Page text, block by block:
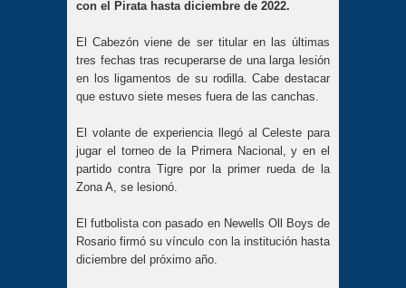
con el Pirata hasta diciembre de 2022.
El Cabezón viene de ser titular en las últimas
tres fechas tras recuperarse de una larga lesión
en los ligamentos de su rodilla. Cabe destacar
que estuvo siete meses fuera de las canchas.
El volante de experiencia llegó al Celeste para
jugar el torneo de la Primera Nacional, y en el
partido contra Tigre por la primer rueda de la
Zona A, se lesionó.
El futbolista con pasado en Newells Oll Boys de
Rosario firmó su vínculo con la institución hasta
diciembre del próximo año.